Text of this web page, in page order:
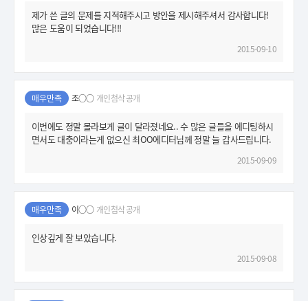
제가 쓴 글의 문제를 지적해주시고 방안을 제시해주셔서 감사합니다!
많은 도움이 되었습니다!!!
2015-09-10
매우만족 조○○ 개인첨삭 공개
이번에도 정말 몰라보게 글이 달라졌네요.. 수 많은 글들을 에디팅하시
면서도 대충이라는게 없으신 최OO에디터님께 정말 늘 감사드립니다.
2015-09-09
매우만족 이○○ 개인첨삭 공개
인상깊게 잘 보았습니다.
2015-09-08